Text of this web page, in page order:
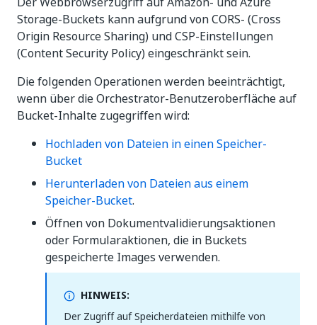
Storage-Buckets kann aufgrund von CORS- (Cross
Origin Resource Sharing) und CSP-Einstellungen
(Content Security Policy) eingeschränkt sein.
Die folgenden Operationen werden beeinträchtigt,
wenn über die Orchestrator-Benutzeroberfläche auf
Bucket-Inhalte zugegriffen wird:
Hochladen von Dateien in einen Speicher-
Bucket
Herunterladen von Dateien aus einem
Speicher-Bucket.
Öffnen von Dokumentvalidierungsaktionen
oder Formularaktionen, die in Buckets
gespeicherte Images verwenden.
HINWEIS:
Der Zugriff auf Speicherdateien mithilfe von